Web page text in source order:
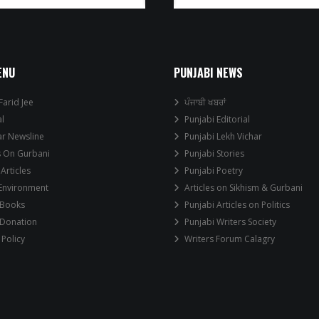
Jee
Newsline
On Gurbani
PUNJABI NEWS
ਪੰਜਾਬੀ ਖਬਰਾਂ
Punjabi Editorial
Punjabi Lekh Vichar
Punjabi Stories
Punjabi Poetry
Articles on Sikhism & Gurbani
Punjabi Articles on Politics
Punjabi Writers Society
Writers Forum Calagry